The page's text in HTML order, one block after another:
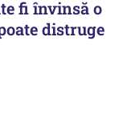
fi învinsă o
distruge